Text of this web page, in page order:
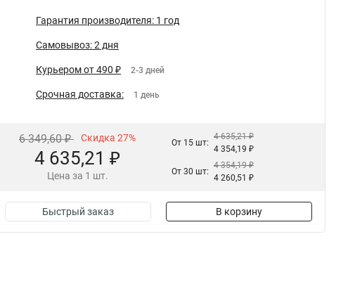
Гарантия производителя: 1 год
Самовывоз: 2 дня
Курьером от 490 ₽ 2-3 дней
Срочная доставка: 1 день
6 349,60 ₽ Скидка 27%
4 635,21 ₽
Цена за 1 шт.
От 15 шт:
4 635,21 ₽
4 354,19 ₽
От 30 шт:
4 354,19 ₽
4 260,51 ₽
Быстрый заказ В корзину